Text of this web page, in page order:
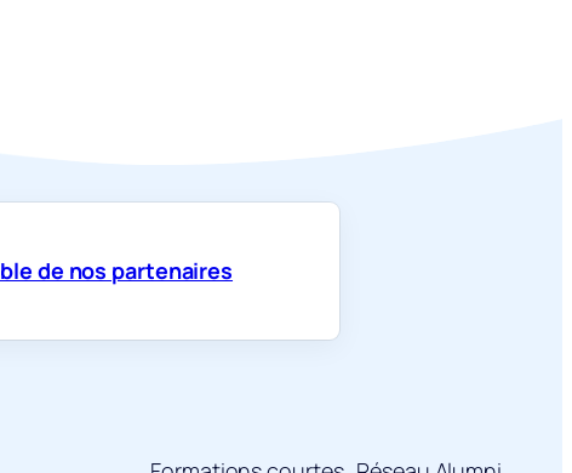
de nos partenaires